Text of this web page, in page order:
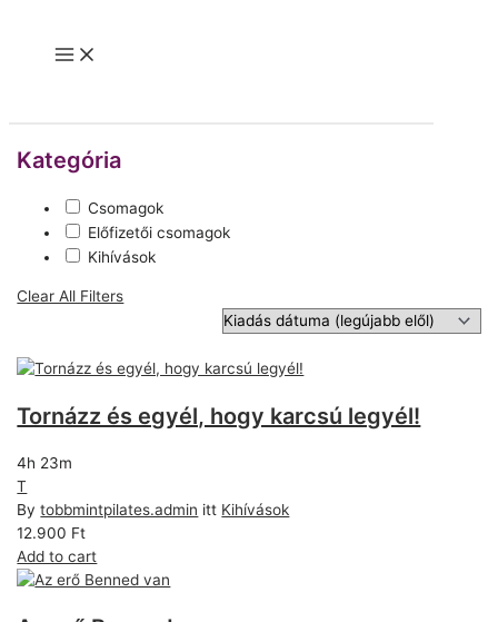
content
Main
Kategória
Csomagok
Előfizetői csomagok
Kihívások
Clear All Filters
Tornázz és egyél, hogy karcsú legyél!
4h 23m
T
Bytobbmintpilates.admin itt Kihívások
12.900 Ft
Add to cart